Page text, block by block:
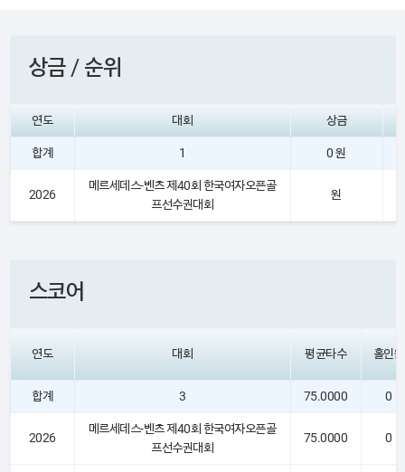
상금 / 순위
연도 대회 상금
합계 1 0 원
2026
메르세데스-벤츠 제40회 한국여자오픈골
프선수권대회
원
스코어
연도 대회 평균타수 홀인원
합계 3 75.0000 0
2026
메르세데스-벤츠 제40회 한국여자오픈골
프선수권대회
75.0000 0